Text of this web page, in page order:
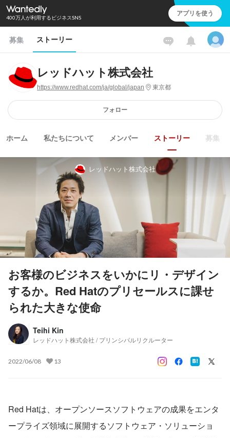
400万人が利用するビジネスSNS アプリを使う
募集 ストーリー
レッドハット株式会社
https://www.redhat.com/ja/global/japan 東京都
フォロー
ホーム 私たちについて メンバー ストーリー 募集
レッドハット株式会社
お客様のビジネスをいかにリ・デザイン
するか。Red Hatのプリセールスに課せ
られた大きな使命
Teihi Kin
レッドハット株式会社 / プリンシパルリクルーター
2022/06/08 13
Red Hatは、オープンソースソフトウェアの成果をエンタ
ープライズ領域に展開するソフトウェア・ソリューショ